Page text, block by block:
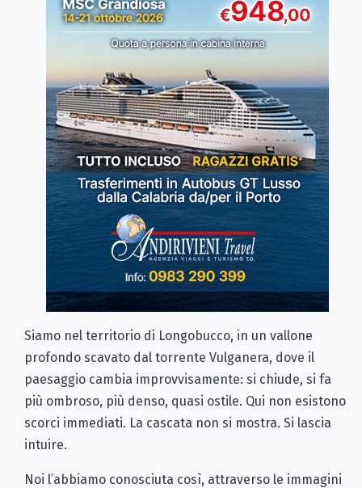
Siamo nel territorio di Longobucco, in un vallone
profondo scavato dal torrente Vulganera, dove il
paesaggio cambia improvvisamente: si chiude, si fa
più ombroso, più denso, quasi ostile. Qui non esistono
scorci immediati. La cascata non si mostra. Si lascia
intuire.
Noi l’abbiamo conosciuta così, attraverso le immagini